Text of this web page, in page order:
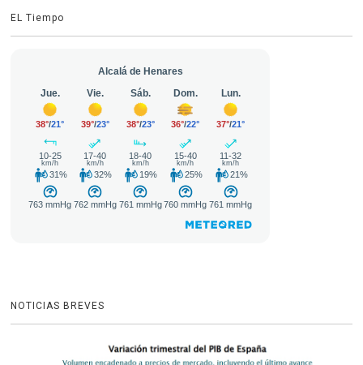
EL Tiempo
NOTICIAS BREVES